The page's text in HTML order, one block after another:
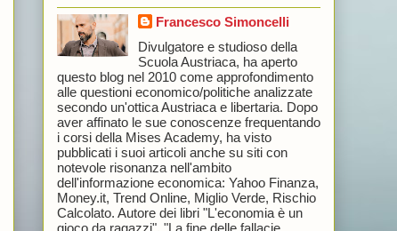
Francesco Simoncelli
Divulgatore e studioso della
Scuola Austriaca, ha aperto
questo blog nel 2010 come approfondimento
alle questioni economico/politiche analizzate
secondo un'ottica Austriaca e libertaria. Dopo
aver affinato le sue conoscenze frequentando
i corsi della Mises Academy, ha visto
pubblicati i suoi articoli anche su siti con
notevole risonanza nell'ambito
dell'informazione economica: Yahoo Finanza,
Money.it, Trend Online, Miglio Verde, Rischio
Calcolato. Autore dei libri "L'economia è un
gioco da ragazzi", "La fine delle fallacie